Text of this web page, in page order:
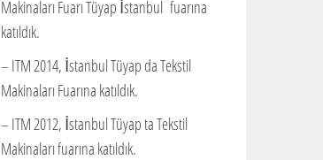
Makinaları Fuarı Tüyap İstanbul fuarına
katıldık.
– ITM 2014, İstanbul Tüyap da Tekstil
Makinaları Fuarına katıldık.
– ITM 2012, İstanbul Tüyap ta Tekstil
Makinaları fuarına katıldık.